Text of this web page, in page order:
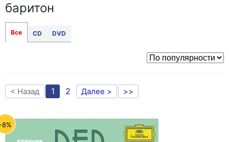
баритон
Все CD DVD
< Назад 1 2 Далее > >>
8%